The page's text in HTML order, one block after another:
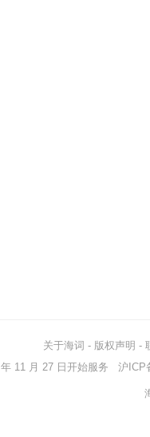
关于海词 - 版权声明 -
11 月 27 日开始服务 沪ICP